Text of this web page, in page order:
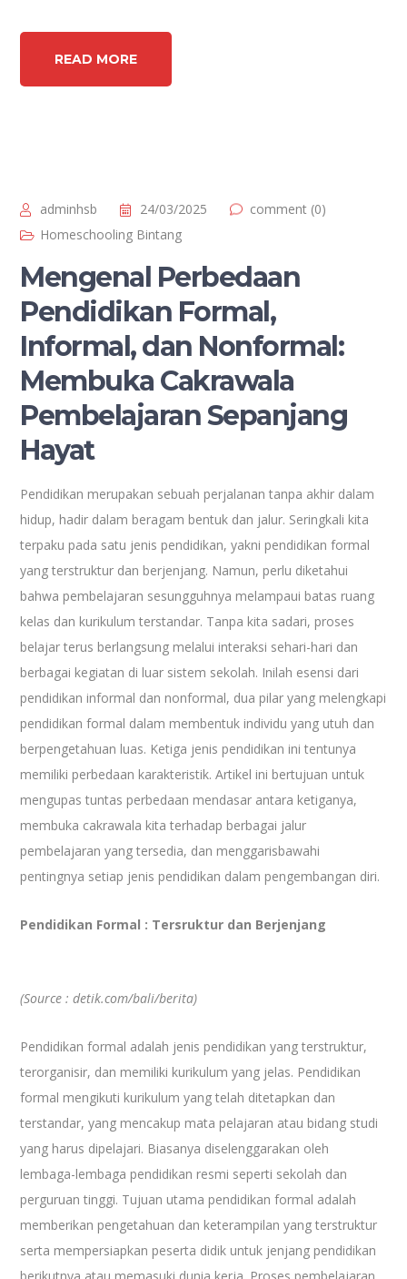
READ MORE
adminhsb 24/03/2025
comment (0)
Homeschooling Bintang
Mengenal Perbedaan
Pendidikan Formal,
Informal, dan Nonformal:
Membuka Cakrawala
Pembelajaran Sepanjang
Hayat
Pendidikan merupakan sebuah perjalanan tanpa akhir dalam
hidup, hadir dalam beragam bentuk dan jalur. Seringkali kita
terpaku pada satu jenis pendidikan, yakni pendidikan formal
yang terstruktur dan berjenjang. Namun, perlu diketahui
bahwa pembelajaran sesungguhnya melampaui batas ruang
kelas dan kurikulum terstandar. Tanpa kita sadari, proses
belajar terus berlangsung melalui interaksi sehari-hari dan
berbagai kegiatan di luar sistem sekolah. Inilah esensi dari
pendidikan informal dan nonformal, dua pilar yang melengkapi
pendidikan formal dalam membentuk individu yang utuh dan
berpengetahuan luas. Ketiga jenis pendidikan ini tentunya
memiliki perbedaan karakteristik. Artikel ini bertujuan untuk
mengupas tuntas perbedaan mendasar antara ketiganya,
membuka cakrawala kita terhadap berbagai jalur
pembelajaran yang tersedia, dan menggarisbawahi
pentingnya setiap jenis pendidikan dalam pengembangan diri.
Pendidikan Formal : Tersruktur dan Berjenjang
(Source : detik.com/bali/berita)
Pendidikan formal adalah jenis pendidikan yang terstruktur,
terorganisir, dan memiliki kurikulum yang jelas. Pendidikan
formal mengikuti kurikulum yang telah ditetapkan dan
terstandar, yang mencakup mata pelajaran atau bidang studi
yang harus dipelajari. Biasanya diselenggarakan oleh
lembaga-lembaga pendidikan resmi seperti sekolah dan
perguruan tinggi. Tujuan utama pendidikan formal adalah
memberikan pengetahuan dan keterampilan yang terstruktur
serta mempersiapkan peserta didik untuk jenjang pendidikan